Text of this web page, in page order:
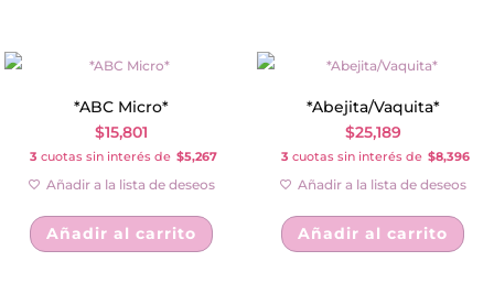
*ABC Micro*
$15,801
3 cuotas sin interés de $5,267
Añadir a la lista de deseos
Añadir al carrito
*Abejita/Vaquita*
$25,189
3 cuotas sin interés de $8,396
Añadir a la lista de deseos
Añadir al carrito